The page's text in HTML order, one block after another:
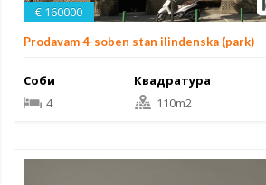
€ 160000
Prodavam 4-soben stan ilindenska (park)
Соби
4
Квадратура
110m2